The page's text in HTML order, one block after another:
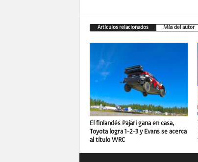
Artículos relacionados Más del autor
El finlandés Pajari gana en casa,
Toyota logra 1-2-3 y Evans se acerca
al título WRC